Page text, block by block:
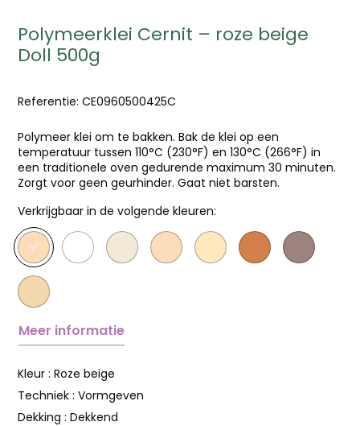
Polymeerklei Cernit – roze beige
Doll 500g
Referentie: CE0960500425C
Polymeer klei om te bakken. Bak de klei op een
temperatuur tussen 110°C (230°F) en 130°C (266°F) in
een traditionele oven gedurende maximum 30 minuten.
Zorgt voor geen geurhinder. Gaat niet barsten.
Verkrijgbaar in de volgende kleuren:
Meer informatie
Kleur : Roze beige
Techniek : Vormgeven
Dekking : Dekkend